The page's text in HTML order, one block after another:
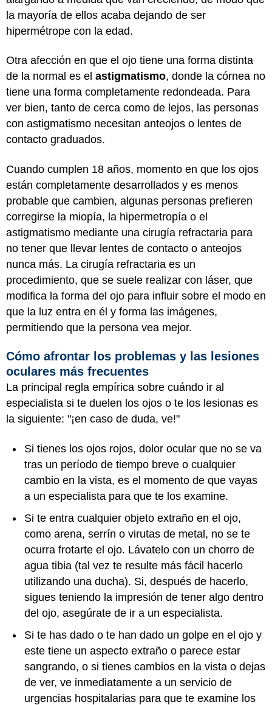
la mayoría de ellos acaba dejando de ser
hipermétrope con la edad.
Otra afección en que el ojo tiene una forma distinta
de la normal es el astigmatismo, donde la córnea no
tiene una forma completamente redondeada. Para
ver bien, tanto de cerca como de lejos, las personas
con astigmatismo necesitan anteojos o lentes de
contacto graduados.
Cuando cumplen 18 años, momento en que los ojos
están completamente desarrollados y es menos
probable que cambien, algunas personas prefieren
corregirse la miopía, la hipermetropía o el
astigmatismo mediante una cirugía refractaria para
no tener que llevar lentes de contacto o anteojos
nunca más. La cirugía refractaria es un
procedimiento, que se suele realizar con láser, que
modifica la forma del ojo para influir sobre el modo en
que la luz entra en él y forma las imágenes,
permitiendo que la persona vea mejor.
Cómo afrontar los problemas y las lesiones
oculares más frecuentes
La principal regla empírica sobre cuándo ir al
especialista si te duelen los ojos o te los lesionas es
la siguiente: "¡en caso de duda, ve!"
Si tienes los ojos rojos, dolor ocular que no se va
tras un período de tiempo breve o cualquier
cambio en la vista, es el momento de que vayas
a un especialista para que te los examine.
Si te entra cualquier objeto extraño en el ojo,
como arena, serrín o virutas de metal, no se te
ocurra frotarte el ojo. Lávatelo con un chorro de
agua tibia (tal vez te resulte más fácil hacerlo
utilizando una ducha). Si, después de hacerlo,
sigues teniendo la impresión de tener algo dentro
del ojo, asegúrate de ir a un especialista.
Si te has dado o te han dado un golpe en el ojo y
este tiene un aspecto extraño o parece estar
sangrando, o si tienes cambios en la vista o dejas
de ver, ve inmediatamente a un servicio de
urgencias hospitalarias para que te examine los